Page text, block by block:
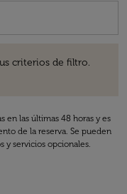
criterios de filtro.
en las últimas 48 horas y es
de la reserva. Se pueden
y servicios opcionales.